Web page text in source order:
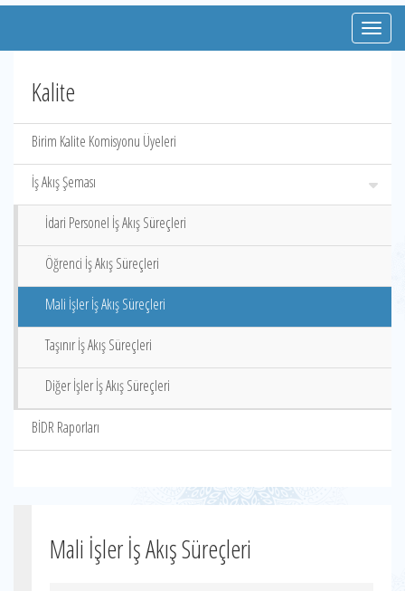
Kalite
Birim Kalite Komisyonu Üyeleri
İş Akış Şeması
İdari Personel İş Akış Süreçleri
Öğrenci İş Akış Süreçleri
Mali İşler İş Akış Süreçleri
Taşınır İş Akış Süreçleri
Diğer İşler İş Akış Süreçleri
BİDR Raporları
Mali İşler İş Akış Süreçleri